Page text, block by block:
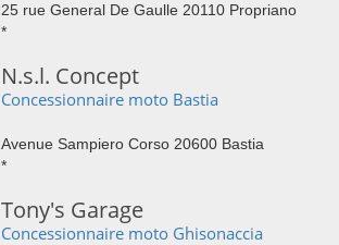
25 rue General De Gaulle 20110 Propriano
*
N.s.l. Concept
Concessionnaire moto Bastia
Avenue Sampiero Corso 20600 Bastia
*
Tony's Garage
Concessionnaire moto Ghisonaccia